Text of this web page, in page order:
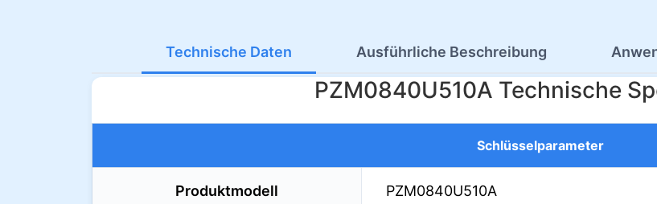
Technische Daten Ausführliche Beschreibung
PZM0840U510A Technische
Schlüsselparameter
Produktmodell PZM0840U510A